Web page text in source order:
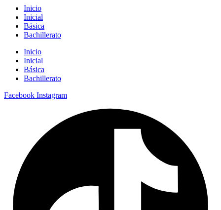
Inicio
Inicial
Básica
Bachillerato
Inicio
Inicial
Básica
Bachillerato
Facebook Instagram